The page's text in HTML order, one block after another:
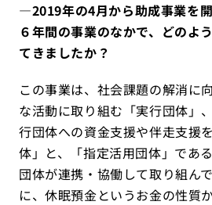
―2019年の4月から助成事業を
６年間の事業のなかで、どのよ
てきましたか？
この事業は、社会課題の解消に
な活動に取り組む「実行団体」
行団体への資金支援や伴走支援
体」と、「指定活用団体」であ
団体が連携・協働して取り組ん
に、休眠預金というお金の性質